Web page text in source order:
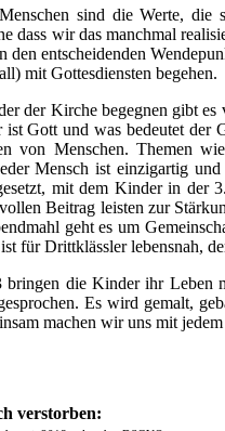
sind die Werte, die
dass wir das manchmal
den entscheidenden
mit Gottesdiensten begehen.
der Kirche begegnen gibt es
ist Gott und was bedeutet der
von Menschen. Themen
Mensch ist einzigartig
mit dem Kinder in der
Beitrag leisten zur
geht es um
für Drittklässler lebensnah,
die Kinder ihr Leben
Es wird gemalt,
machen wir uns mit
verstorben: